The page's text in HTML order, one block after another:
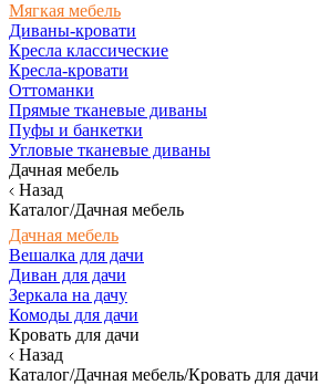
Мягкая мебель
Диваны-кровати
Кресла классические
Кресла-кровати
Оттоманки
Прямые тканевые диваны
Пуфы и банкетки
Угловые тканевые диваны
Дачная мебель
Назад
Каталог/Дачная мебель
Дачная мебель
Вешалка для дачи
Диван для дачи
Зеркала на дачу
Комоды для дачи
Кровать для дачи
Назад
Каталог/Дачная мебель/Кровать для дачи